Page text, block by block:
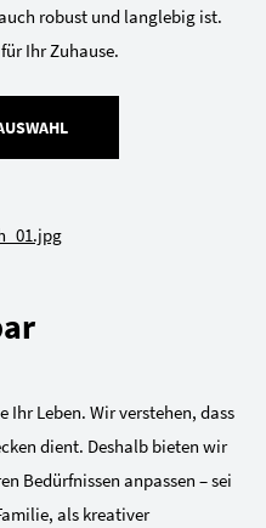
robust und langlebig ist.
Ihr Zuhause.
Ihr Leben. Wir verstehen, dass
dient. Deshalb bieten wir
Bedürfnissen anpassen – sei
als kreativer